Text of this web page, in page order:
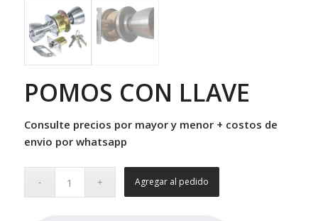
POMOS CON LLAVE
Consulte precios por mayor y menor + costos de
envio por whatsapp
Agregar al pedido